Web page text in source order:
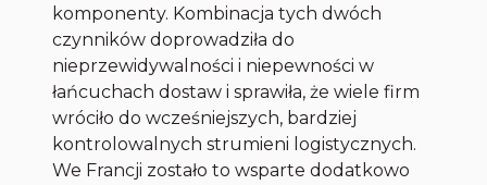
komponenty. Kombinacja tych dwóch
czynników doprowadziła do
nieprzewidywalności i niepewności w
łańcuchach dostaw i sprawiła, że wiele firm
wróciło do wcześniejszych, bardziej
kontrolowalnych strumieni logistycznych.
We Francji zostało to wsparte dodatkowo